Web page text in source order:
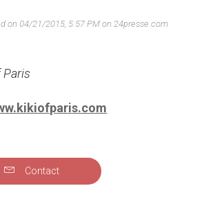
on 04/21/2015, 5:57 PM on 24presse.com
Paris
Contact